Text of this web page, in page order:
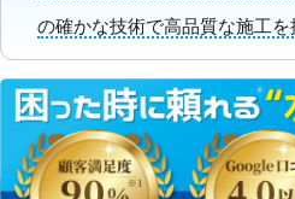
の確かな技術で高品質な施工を